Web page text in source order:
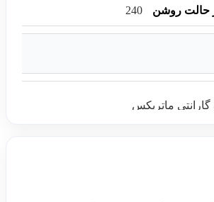
حالت روشن 240